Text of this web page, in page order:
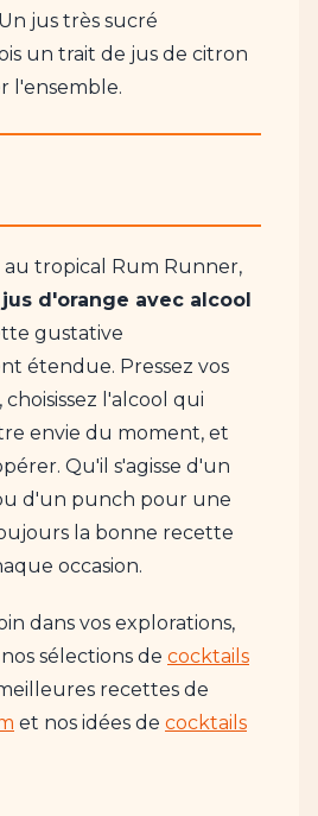
jus très sucré
un trait de jus de citron
l'ensemble.
au tropical Rum Runner,
d'orange avec alcool
gustative
étendue. Pressez vos
l'alcool qui
envie du moment, et
Qu'il s'agisse d'un
d'un punch pour une
la bonne recette
occasion.
dans vos explorations,
sélections de cocktails
recettes de
et nos idées de cocktails